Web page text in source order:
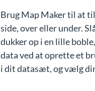
Brug Map Maker til at
side, over eller under.
dukker op i en lille
data ved at oprette et
i dit datasæt, og vælg